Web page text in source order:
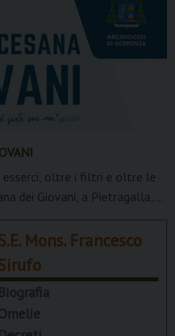
esserci, oltre i filtri e oltre le
dei Giovani, a Pietragalla,...
Mons. Francesco